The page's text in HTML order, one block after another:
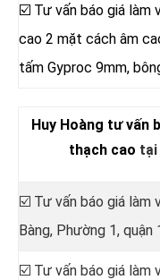
☑️ Tư vấn báo giá làm
cao 2 mặt cách âm
tấm Gyproc 9mm,
Huy Hoàng tư vấn
thạch cao tại
☑️ Tư vấn báo giá làm
Bàng, Phường 1, quận
☑️ Tư vấn báo giá làm